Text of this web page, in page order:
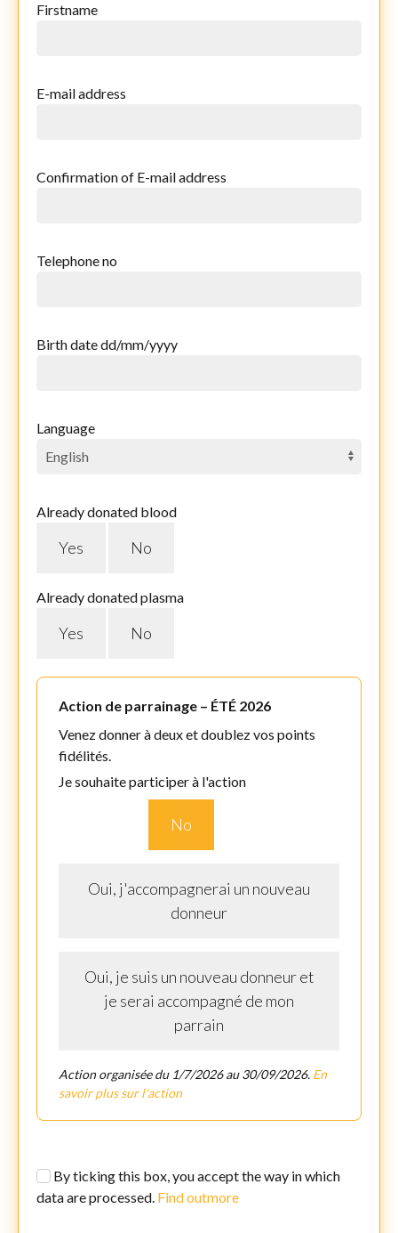
Firstname
E-mail address
Confirmation of E-mail address
Telephone no
Birth date dd/mm/yyyy
Language
Already donated blood
Yes No
Already donated plasma
Yes No
Action de parrainage – ÉTÉ 2026
Venez donner à deux et doublez vos points
fidélités.
Je souhaite participer à l'action
No
Oui, j'accompagnerai un nouveau
donneur
Oui, je suis un nouveau donneur et
je serai accompagné de mon
parrain
Action organisée du 1/7/2026 au 30/09/2026. En
savoir plus sur l'action
By ticking this box, you accept the way in which
data are processed. Find outmore